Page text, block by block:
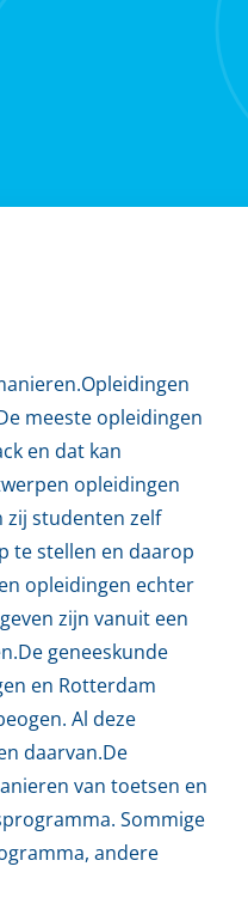
meeste opleidingen
en dat kan
opleidingen
zij studenten zelf
te stellen en daarop
opleidingen echter
zijn vanuit een
geneeskunde
en Rotterdam
Al deze
daarvan.De
van toetsen en
Sommige
andere